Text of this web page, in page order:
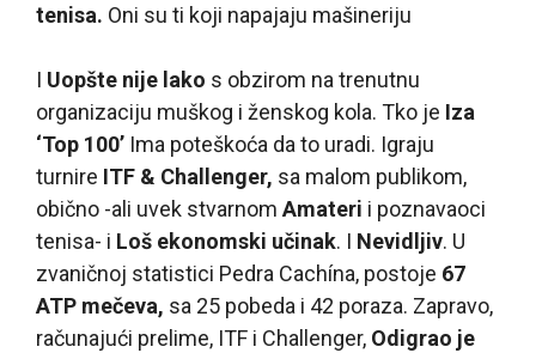
tenisa. Oni su ti koji napajaju mašineriju
I Uopšte nije lako s obzirom na trenutnu
organizaciju muškog i ženskog kola. Tko je Iza
‘Top 100’ Ima poteškoća da to uradi. Igraju
turnire ITF & Challenger, sa malom publikom,
obično -ali uvek stvarnom Amateri i poznavaoci
tenisa- i Loš ekonomski učinak. I Nevidljiv. U
zvaničnoj statistici Pedra Cachína, postoje 67
ATP mečeva, sa 25 pobeda i 42 poraza. Zapravo,
računajući prelime, ITF i Challenger, Odigrao je